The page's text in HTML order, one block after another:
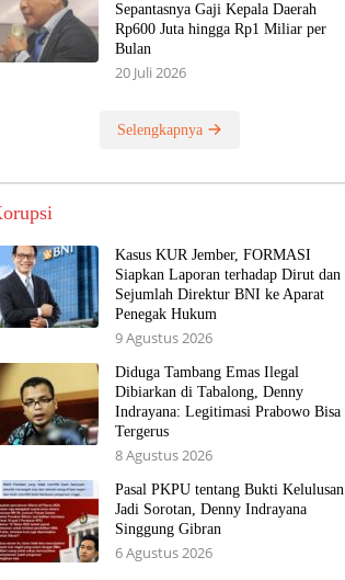
Sepantasnya Gaji Kepala Daerah
Rp600 Juta hingga Rp1 Miliar per
Bulan
20 Juli 2026
Selengkapnya
Kasus KUR Jember, FORMASI
Siapkan Laporan terhadap Dirut dan
Sejumlah Direktur BNI ke Aparat
Penegak Hukum
9 Agustus 2026
Diduga Tambang Emas Ilegal
Dibiarkan di Tabalong, Denny
Indrayana: Legitimasi Prabowo Bisa
Tergerus
8 Agustus 2026
Pasal PKPU tentang Bukti Kelulusan
Jadi Sorotan, Denny Indrayana
Singgung Gibran
6 Agustus 2026